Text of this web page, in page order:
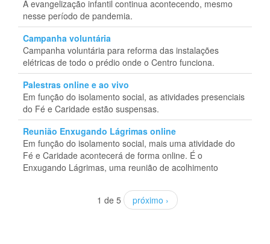
A evangelização infantil continua acontecendo, mesmo
nesse período de pandemia.
Campanha voluntária
Campanha voluntária para reforma das instalações
elétricas de todo o prédio onde o Centro funciona.
Palestras online e ao vivo
Em função do isolamento social, as atividades presenciais
do Fé e Caridade estão suspensas.
Reunião Enxugando Lágrimas online
Em função do isolamento social, mais uma atividade do
Fé e Caridade acontecerá de forma online. É o
Enxugando Lágrimas, uma reunião de acolhimento
1 de 5 próximo ›